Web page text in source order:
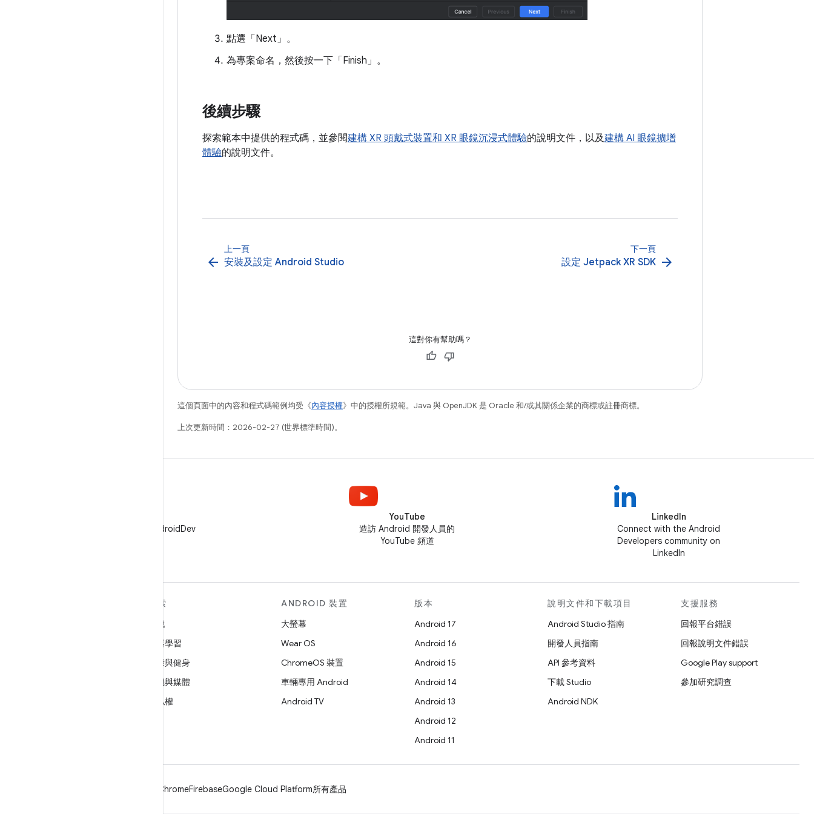
點選「Next」 。
為專案命名，然後按一下「Finish」 。
後續步驟
探索範本中提供的程式碼，並參閱建構 XR 頭戴式裝置和 XR 眼鏡沉浸式體驗的說明文件，以及建構 AI 眼鏡擴增
體驗的說明文件。
上一頁
arrow_back 安裝及設定 Android Studio
下一頁
設定 Jetpack XR SDK arrow_forward
這對你有幫助嗎？
這個頁面中的內容和程式碼範例均受《內容授權》中的授權所規範。Java 與 OpenJDK 是 Oracle 和/或其關係企業的商標或註冊商標。
上次更新時間：2026-02-27 (世界標準時間)。
在 X 中追蹤 @AndroidDev
YouTube
造訪 Android 開發人員的
YouTube 頻道
LinkedIn
Connect with the Android
Developers community on
LinkedIn
探索
遊戲
機器學習
健康與健身
相機與媒體
隱私權
ANDROID 裝置
大螢幕
Wear OS
ChromeOS 裝置
車輛專用 Android
Android TV
版本
Android 17
Android 16
Android 15
Android 14
Android 13
Android 12
Android 11
說明文件和下載項目
Android Studio 指南
開發人員指南
API 參考資料
下載 Studio
Android NDK
支援服務
回報平台錯誤
回報說明文件錯誤
Google Play support
參加研究調查
ChromeFirebaseGoogle Cloud Platform所有產品